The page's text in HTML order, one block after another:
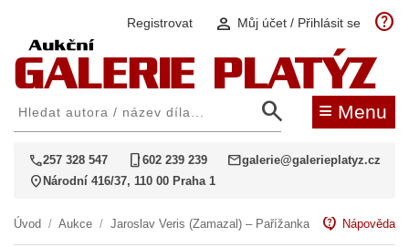
Registrovat person Můj účet / Přihlásit se help
search ≡ Menu
call257 328 547 phone_iphone602 239 239 mailgalerie@galerieplatyz.cz
location_on Národní 416/37, 110 00 Praha 1
Úvod / Aukce / Jaroslav Veris (Zamazal) – Pařížanka contact_support Nápověda